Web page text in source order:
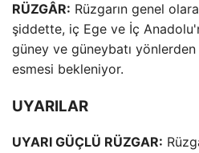
RÜZGÂR: Rüzgarın genel
şiddette, iç Ege ve İç
güney ve güneybatı
esmesi bekleniyor.
UYARILAR
UYARI GÜÇLÜ RÜZGAR: